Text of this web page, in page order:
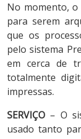
No momento, o
para serem
que os
pelo sistema
em cerca de
totalmente
impressas.
SERVIÇO – O
usado tanto